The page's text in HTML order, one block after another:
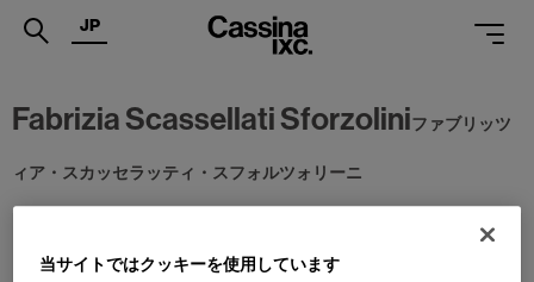
. JP
Fabrizia Scassellati Sforzoliniファブリッツ
ィア・スカッセラッティ・スフォルツォリーニ
当サイトではクッキーを使用しています